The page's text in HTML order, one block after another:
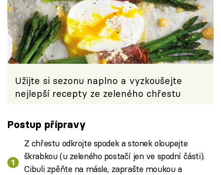
Užijte si sezonu naplno a vyzkoušejte
nejlepší recepty ze zeleného chřestu
Postup přípravy
Z chřestu odkrojte spodek a stonek oloupejte
škrabkou (u zeleného postačí jen ve spodní části).
Cibuli zpěňte na másle, zaprašte moukou a